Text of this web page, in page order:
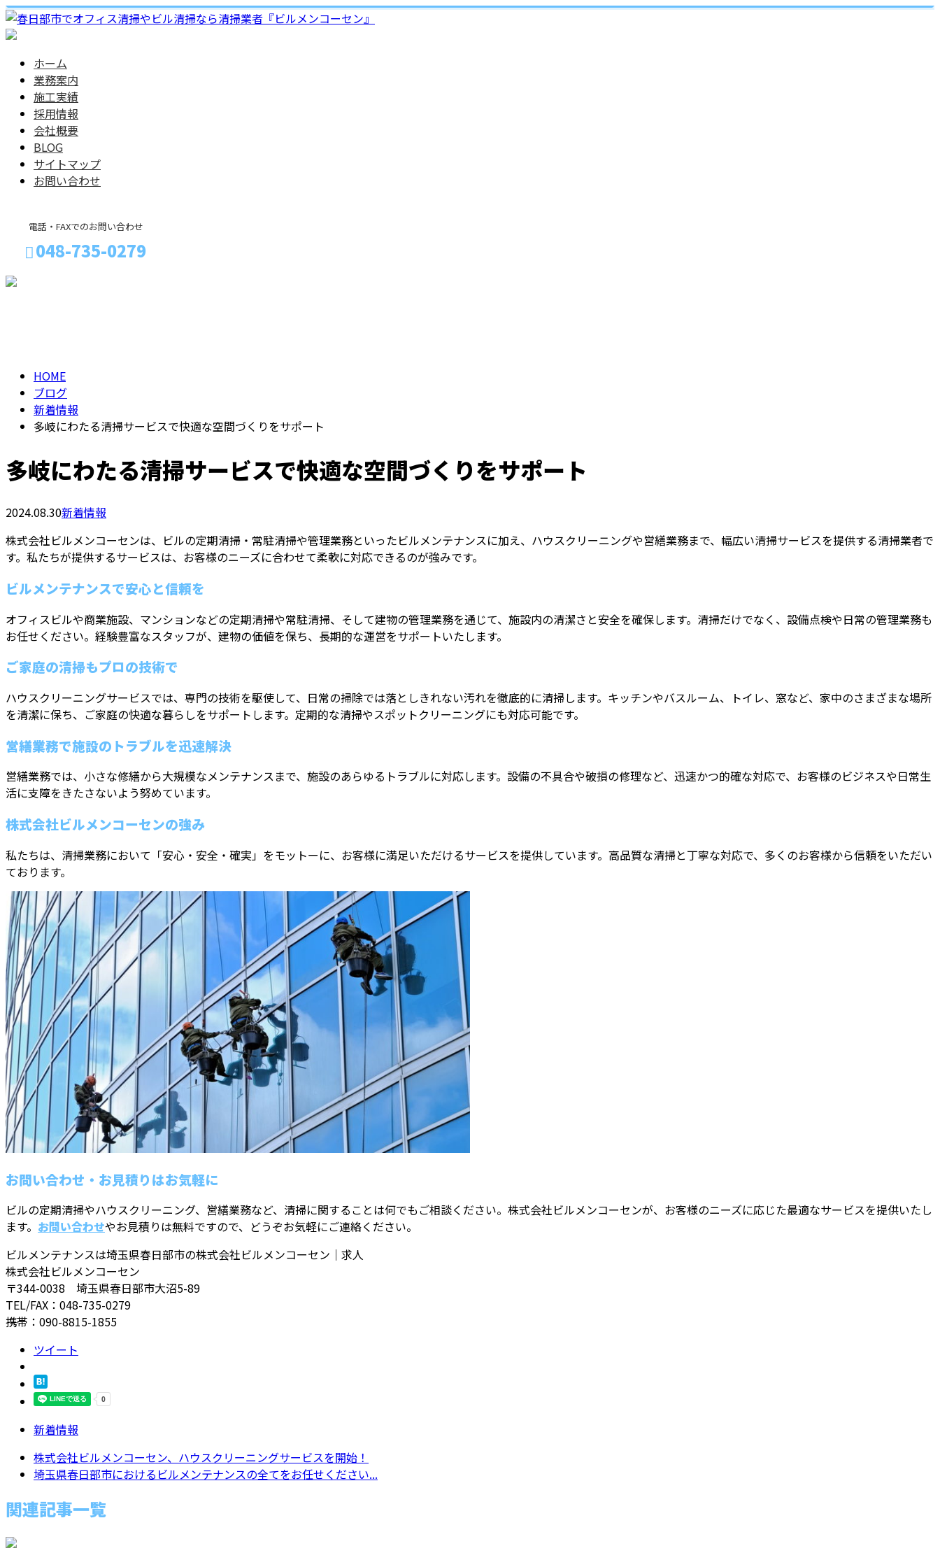
ホーム
業務案内
施工実績
採用情報
会社概要
BLOG
サイトマップ
お問い合わせ
電話・FAXでのお問い合わせ
048-735-0279
HOME
ブログ
新着情報
多岐にわたる清掃サービスで快適な空間づくりをサポート
多岐にわたる清掃サービスで快適な空間づくりをサポート
2024.08.30新着情報
株式会社ビルメンコーセンは、ビルの定期清掃・常駐清掃や管理業務といったビルメンテナンスに加え、ハウスクリーニングや営繕業務まで、幅広い清掃サービスを提供する清掃業者で
す。私たちが提供するサービスは、お客様のニーズに合わせて柔軟に対応できるのが強みです。
ビルメンテナンスで安心と信頼を
オフィスビルや商業施設、マンションなどの定期清掃や常駐清掃、そして建物の管理業務を通じて、施設内の清潔さと安全を確保します。清掃だけでなく、設備点検や日常の管理業務も
お任せください。経験豊富なスタッフが、建物の価値を保ち、長期的な運営をサポートいたします。
ご家庭の清掃もプロの技術で
ハウスクリーニングサービスでは、専門の技術を駆使して、日常の掃除では落としきれない汚れを徹底的に清掃します。キッチンやバスルーム、トイレ、窓など、家中のさまざまな場所
を清潔に保ち、ご家庭の快適な暮らしをサポートします。定期的な清掃やスポットクリーニングにも対応可能です。
営繕業務で施設のトラブルを迅速解決
営繕業務では、小さな修繕から大規模なメンテナンスまで、施設のあらゆるトラブルに対応します。設備の不具合や破損の修理など、迅速かつ的確な対応で、お客様のビジネスや日常生
活に支障をきたさないよう努めています。
株式会社ビルメンコーセンの強み
私たちは、清掃業務において「安心・安全・確実」をモットーに、お客様に満足いただけるサービスを提供しています。高品質な清掃と丁寧な対応で、多くのお客様から信頼をいただい
ております。
お問い合わせ・お見積りはお気軽に
ビルの定期清掃やハウスクリーニング、営繕業務など、清掃に関することは何でもご相談ください。株式会社ビルメンコーセンが、お客様のニーズに応じた最適なサービスを提供いたし
ます。 お問い合わせやお見積りは無料ですので、どうぞお気軽にご連絡ください。
ビルメンテナンスは埼玉県春日部市の株式会社ビルメンコーセン｜求人
株式会社ビルメンコーセン
〒344-0038 埼玉県春日部市大沼5-89
TEL/FAX：048-735-0279
携帯：090-8815-1855
ツイート
新着情報
株式会社ビルメンコーセン、ハウスクリーニングサービスを開始！
埼玉県春日部市におけるビルメンテナンスの全てをお任せください...
関連記事一覧